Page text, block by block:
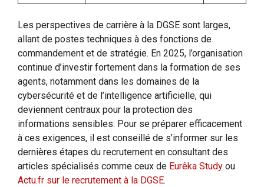
Les perspectives de carrière à la DGSE sont larges,
allant de postes techniques à des fonctions de
commandement et de stratégie. En 2025, l’organisation
continue d’investir fortement dans la formation de ses
agents, notamment dans les domaines de la
cybersécurité et de l’intelligence artificielle, qui
deviennent centraux pour la protection des
informations sensibles. Pour se préparer efficacement
à ces exigences, il est conseillé de s’informer sur les
dernières étapes du recrutement en consultant des
articles spécialisés comme ceux de Eurêka Study ou
Actu.fr sur le recrutement à la DGSE.